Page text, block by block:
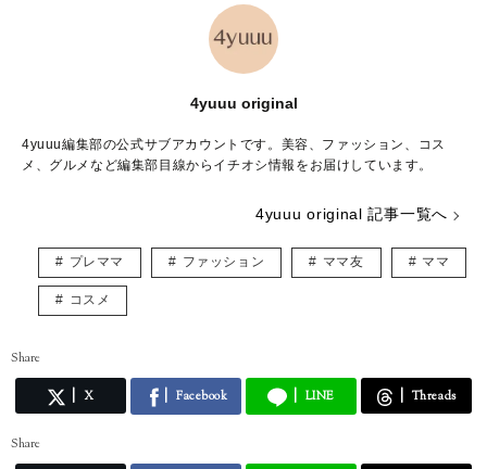
4yuuu original
4yuuu編集部の公式サブアカウントです。美容、ファッション、コス
メ、グルメなど編集部目線からイチオシ情報をお届けしています。
4yuuu original 記事一覧へ
プレママ ファッション ママ友 ママ
コスメ
Share
X Facebook LINE Threads
Share